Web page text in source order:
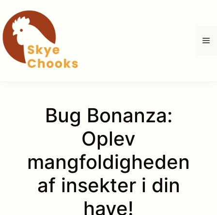
indhold
Bug Bonanza:
Oplev
mangfoldigheden
af insekter i din
have!